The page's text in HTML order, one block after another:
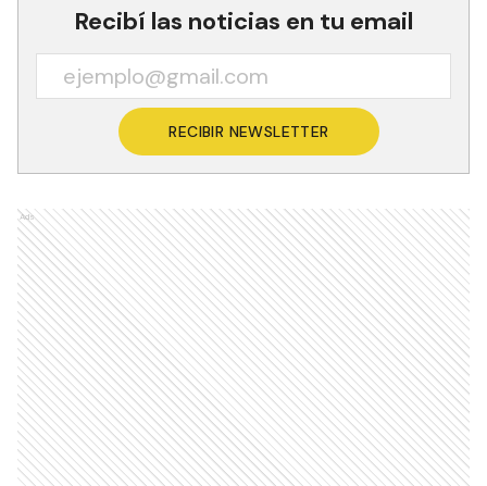
Recibí las noticias en tu email
RECIBIR NEWSLETTER
Ads